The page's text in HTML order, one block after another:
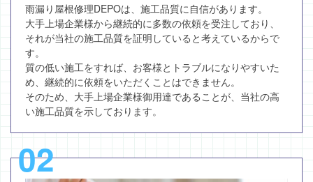
雨漏り屋根修理DEPOは、施工品質に自信があります。
大手上場企業様から継続的に多数の依頼を受注しており、
それが当社の施工品質を証明していると考えているからで
す。
質の低い施工をすれば、お客様とトラブルになりやすいた
め、継続的に依頼をいただくことはできません。
そのため、大手上場企業様御用達であることが、当社の高
い施工品質を示しております。
02